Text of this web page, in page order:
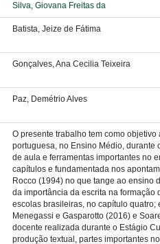
Silva, Giovana Freitas da
Batista, Jeize de Fátima
Gonçalves, Ana Cecilia Teixeira
Paz, Demétrio Alves
O presente trabalho tem como
portuguesa, no Ensino Médio, durante
de aula e ferramentas importantes no
capítulos e fundamentada nos
Rocco (1994) no que tange ao ensino
da importância da escrita na
escolas brasileiras, no capítulo quatro;
Menegassi e Gasparotto (2016) e
docente realizada durante o Estágio
produção textual, partes importantes